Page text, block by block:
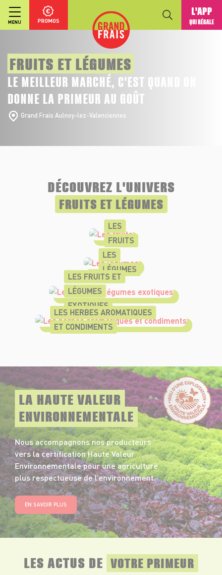
MENU PROMOS
L'APP
QUI RÉGALE
FRUITS ET LÉGUMES
LE MEILLEUR MARCHÉ, C'EST QUAND ON
DONNE LA PRIMEUR AU GOÛT
Grand Frais Aulnoy-lez-Valenciennes
DÉCOUVREZ L'UNIVERS
FRUITS ET LÉGUMES
LES
FRUITS
LES
LÉGUMES
LES FRUITS ET
LÉGUMES
EXOTIQUES
LES HERBES AROMATIQUES
ET CONDIMENTS
LA HAUTE VALEUR
ENVIRONNEMENTALE
Nous accompagnons nos producteurs
vers la certification Haute Valeur
Environnementale pour une agriculture
plus respectueuse de l’environnement.
EN SAVOIR PLUS
LES ACTUS DE VOTRE PRIMEUR